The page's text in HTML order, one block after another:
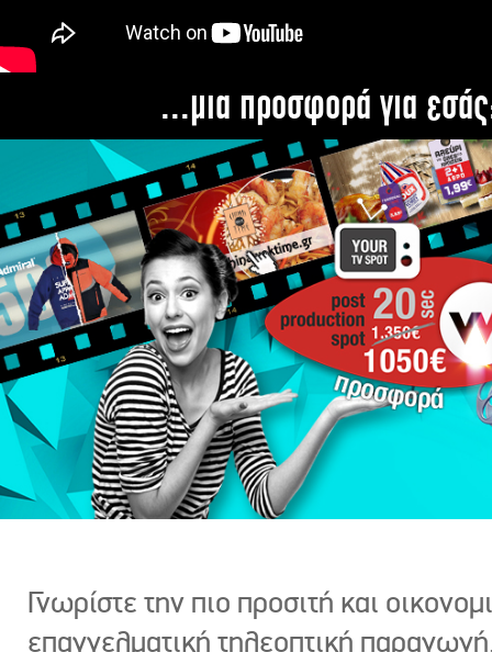
...μια προσφορά για
Γνωρίστε την πιο προσιτή και
επαγγελματική τηλεοπτική